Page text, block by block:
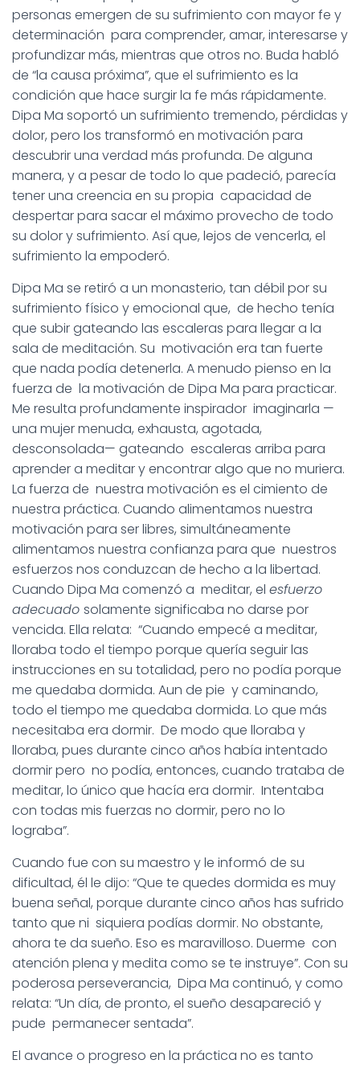
personas emergen de su sufrimiento con mayor fe y
determinación para comprender, amar, interesarse y
profundizar más, mientras que otros no. Buda habló
de “la causa próxima”, que el sufrimiento es la
condición que hace surgir la fe más rápidamente.
Dipa Ma soportó un sufrimiento tremendo, pérdidas y
dolor, pero los transformó en motivación para
descubrir una verdad más profunda. De alguna
manera, y a pesar de todo lo que padeció, parecía
tener una creencia en su propia capacidad de
despertar para sacar el máximo provecho de todo
su dolor y sufrimiento. Así que, lejos de vencerla, el
sufrimiento la empoderó.
Dipa Ma se retiró a un monasterio, tan débil por su
sufrimiento físico y emocional que, de hecho tenía
que subir gateando las escaleras para llegar a la
sala de meditación. Su motivación era tan fuerte
que nada podía detenerla. A menudo pienso en la
fuerza de la motivación de Dipa Ma para practicar.
Me resulta profundamente inspirador imaginarla —
una mujer menuda, exhausta, agotada,
desconsolada— gateando escaleras arriba para
aprender a meditar y encontrar algo que no muriera.
La fuerza de nuestra motivación es el cimiento de
nuestra práctica. Cuando alimentamos nuestra
motivación para ser libres, simultáneamente
alimentamos nuestra confianza para que nuestros
esfuerzos nos conduzcan de hecho a la libertad.
Cuando Dipa Ma comenzó a meditar, el esfuerzo
adecuado solamente significaba no darse por
vencida. Ella relata: “Cuando empecé a meditar,
lloraba todo el tiempo porque quería seguir las
instrucciones en su totalidad, pero no podía porque
me quedaba dormida. Aun de pie y caminando,
todo el tiempo me quedaba dormida. Lo que más
necesitaba era dormir. De modo que lloraba y
lloraba, pues durante cinco años había intentado
dormir pero no podía, entonces, cuando trataba de
meditar, lo único que hacía era dormir. Intentaba
con todas mis fuerzas no dormir, pero no lo
lograba”.
Cuando fue con su maestro y le informó de su
dificultad, él le dijo: “Que te quedes dormida es muy
buena señal, porque durante cinco años has sufrido
tanto que ni siquiera podías dormir. No obstante,
ahora te da sueño. Eso es maravilloso. Duerme con
atención plena y medita como se te instruye”. Con su
poderosa perseverancia, Dipa Ma continuó, y como
relata: “Un día, de pronto, el sueño desapareció y
pude permanecer sentada”.
El avance o progreso en la práctica no es tanto